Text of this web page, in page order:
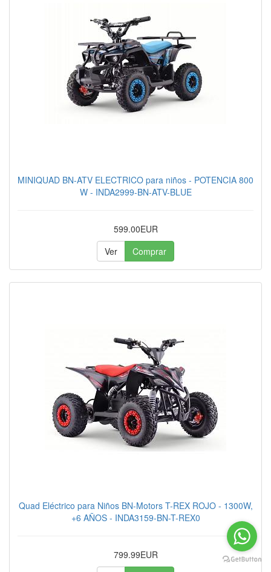
MINIQUAD BN-ATV ELECTRICO para niños - POTENCIA 800
W - INDA2999-BN-ATV-BLUE
599.00EUR
Ver
Comprar
Quad Eléctrico para Niños BN-Motors T-REX ROJO - 1300W,
+6 AÑOS - INDA3159-BN-T-REX0
799.99EUR